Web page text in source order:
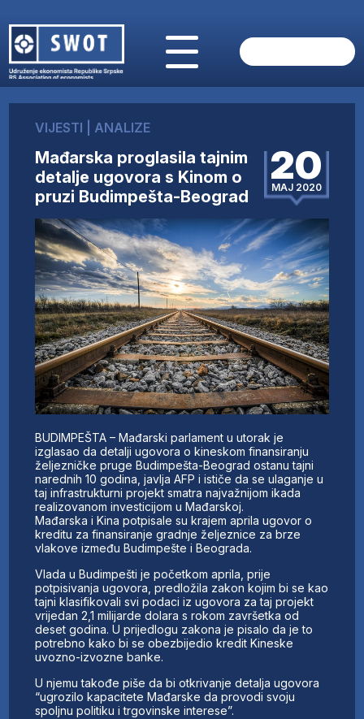
O NAMA
AKTUELNO
ANALIZE
KOMPANIJE
FINANSIJE
IZ STRANIH MEDIJA
AKTIVNOSTI
SWOT INTERVJU
UČLANI SE
KONTAKT
VIJESTI ANALIZE
Mađarska proglasila tajnim
detalje ugovora s Kinom o
pruzi Budimpešta-Beograd
20
MAJ 2020
BUDIMPEŠTA – Mađarski parlament u utorak je
izglasao da detalji ugovora o kineskom finansiranju
željezničke pruge Budimpešta-Beograd ostanu tajni
narednih 10 godina, javlja AFP i ističe da se ulaganje u
taj infrastrukturni projekt smatra najvažnijom ikada
realizovanom investicijom u Mađarskoj.
Mađarska i Kina potpisale su krajem aprila ugovor o
kreditu za finansiranje gradnje željeznice za brze
vlakove između Budimpešte i Beograda.
Vlada u Budimpešti je početkom aprila, prije
potpisivanja ugovora, predložila zakon kojim bi se kao
tajni klasifikovali svi podaci iz ugovora za taj projekt
vrijedan 2,1 milijarde dolara s rokom završetka od
deset godina. U prijedlogu zakona je pisalo da je to
potrebno kako bi se obezbijedio kredit Kineske
uvozno-izvozne banke.
U njemu takođe piše da bi otkrivanje detalja ugovora
“ugrozilo kapacitete Mađarske da provodi svoju
spoljnu politiku i trgovinske interese”.